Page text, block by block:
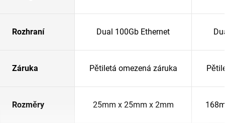
Rozhraní Dual 100Gb Ethernet
Záruka Pětiletá omezená záruka
Rozměry 25mm x 25mm x 2mm